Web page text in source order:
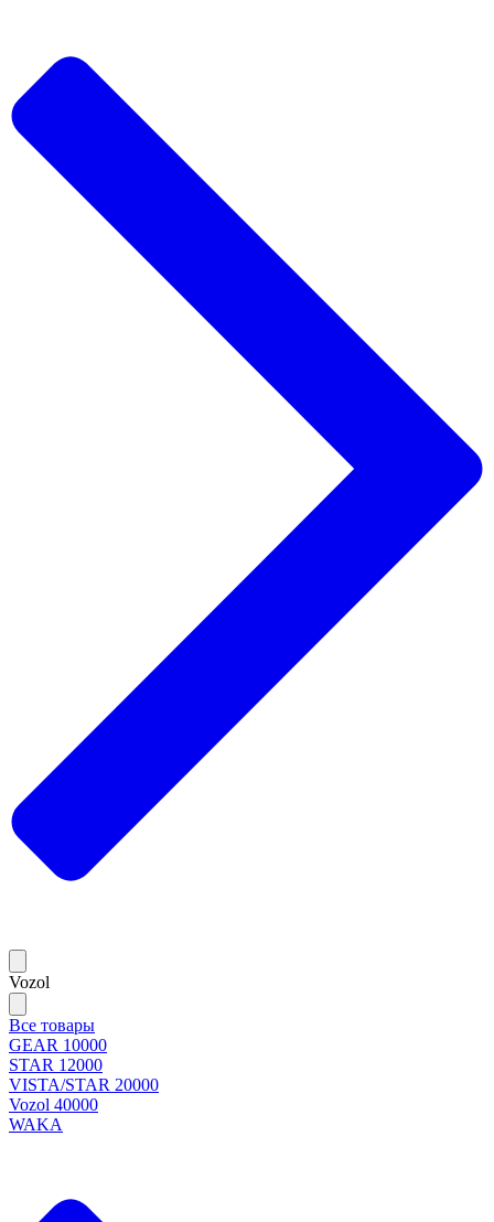
Vozol
Все товары
GEAR 10000
STAR 12000
VISTA/STAR 20000
Vozol 40000
WAKA